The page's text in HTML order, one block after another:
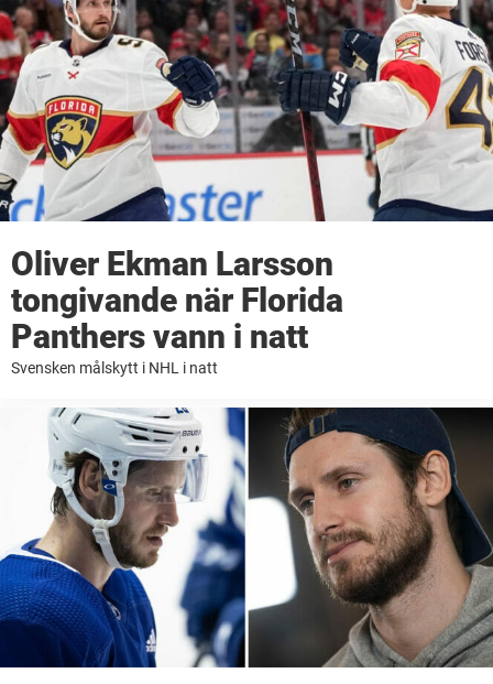
Oliver Ekman Larsson
tongivande när Florida
Panthers vann i natt
Svensken målskytt i NHL i natt